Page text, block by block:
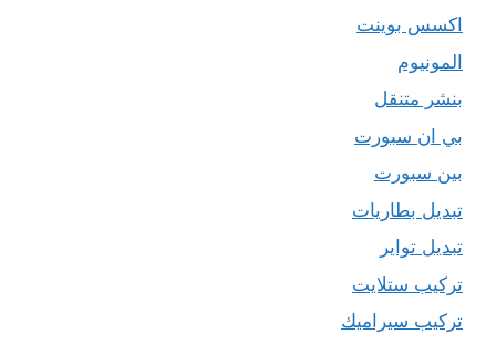
اكسس بوينت
المونيوم
بنشر متنقل
بي ان سبورت
بين سبورت
تبديل بطاريات
تبديل تواير
تركيب ستلايت
تركيب سيراميك